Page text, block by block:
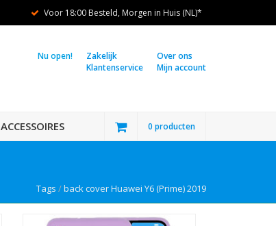
Voor 18:00 Besteld, Morgen in Huis (NL)*
Over ons
Mijn account
Zakelijk
Klantenservice
Nu open!
ACCESSOIRES 0 producten
Tags /back cover Huawei Y6 (Prime) 2019